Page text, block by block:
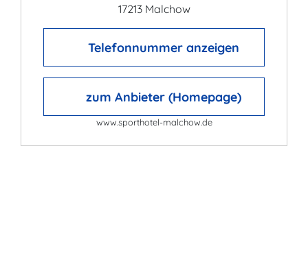
17213 Malchow
Telefonnummer anzeigen
zum Anbieter (Homepage)
www.sporthotel-malchow.de